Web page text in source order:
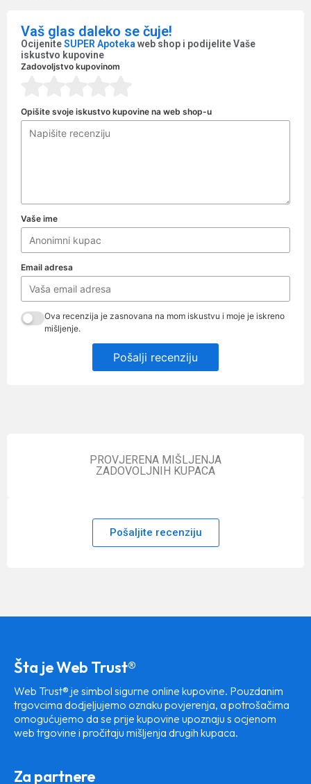
Vaš glas daleko se čuje!
OcijeniteSUPER Apoteka web shop i podijelite Vaše
iskustvo kupovine
Zadovoljstvo kupovinom
Opišite svoje iskustvo kupovine na web shop-u
Vaše ime
Email adresa
Ova recenzija je zasnovana na mom iskustvu i moje je iskreno
mišljenje.
Pošalji recenziju
PROVJERENA MIŠLJENJA
ZADOVOLJNIH KUPACA
Pošaljite recenziju
Šta je Web Trust®
Web Trust® je simbol sigurne online kupovine. Pouzdanim
trgovcima dodjeljujemo oznaku povjerenja, a potrošačima
omogućujemo da se prije kupovine upoznaju s ocjenom
web trgovine i pročitaju mišljenja drugih kupaca.
Za partnere